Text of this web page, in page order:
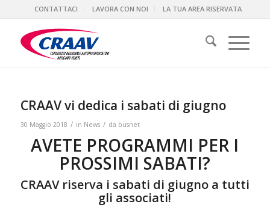
CONTATTACI LAVORA CON NOI LA TUA AREA RISERVATA
CRAAV vi dedica i sabati di giugno
30 Maggio 2018 / in News / da busnet
AVETE PROGRAMMI PER I
PROSSIMI SABATI?
CRAAV riserva i sabati di giugno a tutti
gli associati!